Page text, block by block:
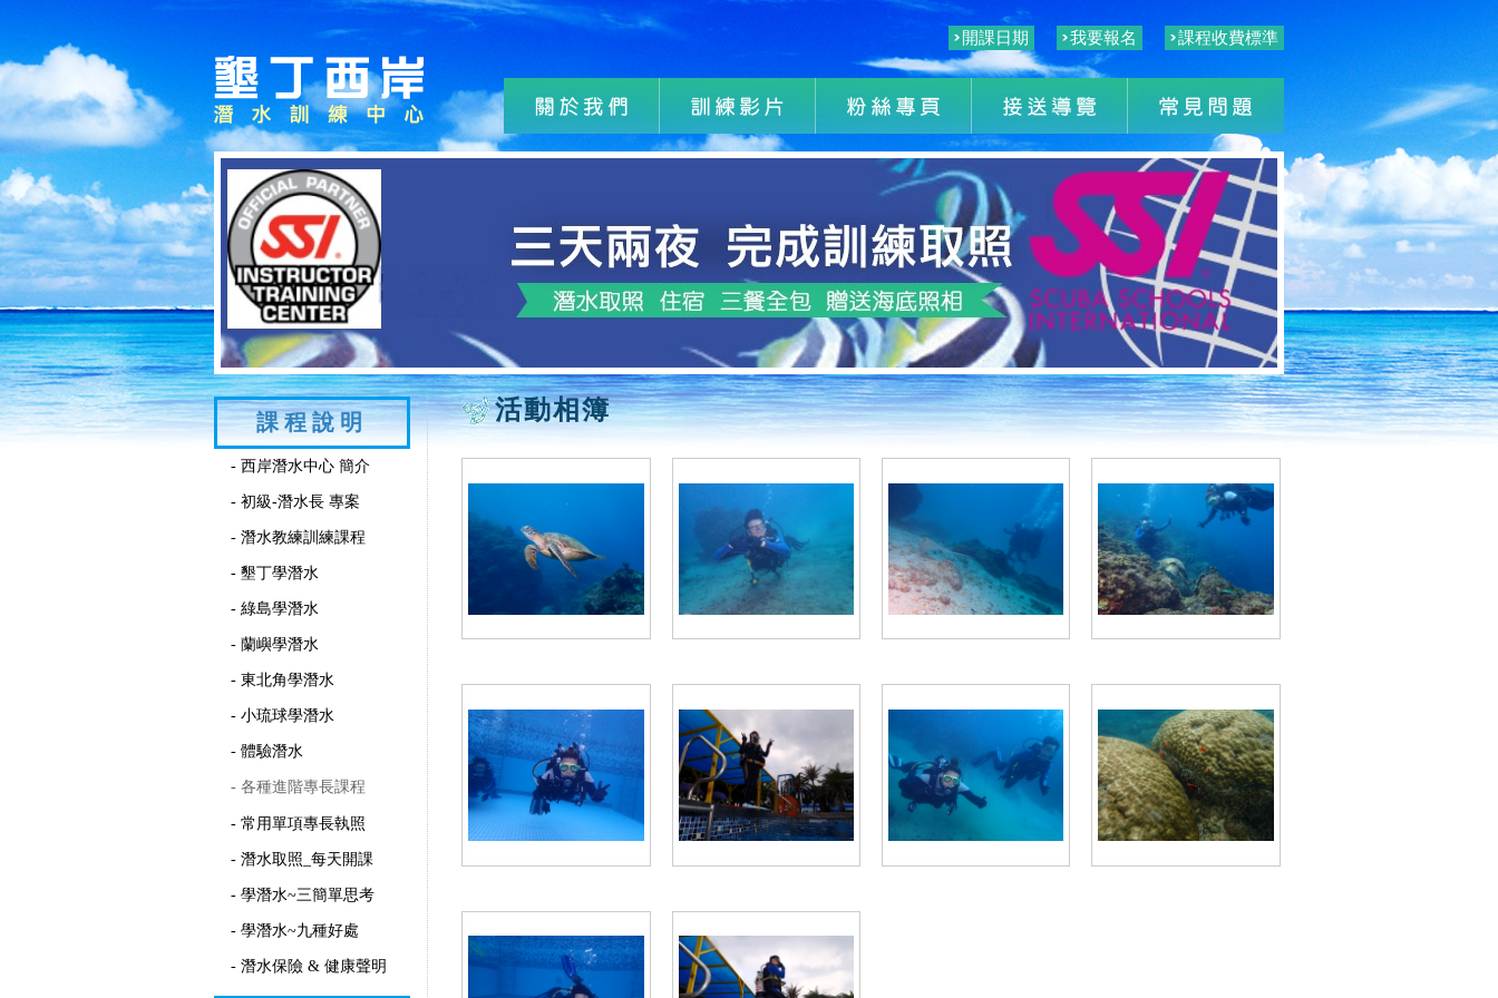
開課日期 我要報名 課程收費標準
課程說明
- 西岸潛水中心 簡介
- 初級-潛水長 專案
- 潛水教練訓練課程
- 墾丁學潛水
- 綠島學潛水
- 蘭嶼學潛水
- 東北角學潛水
- 小琉球學潛水
- 體驗潛水
- 各種進階專長課程
- 常用單項專長執照
- 潛水取照_每天開課
- 學潛水~三簡單思考
- 學潛水~九種好處
- 潛水保險 & 健康聲明
活動相簿